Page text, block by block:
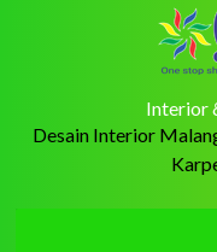
Interior
Desain Interior